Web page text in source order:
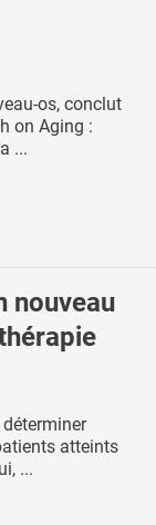
os, conclut
on Aging :
...
nouveau
atteints
...